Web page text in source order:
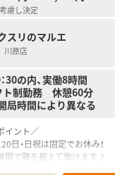
く働きやすい職場環境≫
係ありません。
い環境はアイデアを出しやす
い社風を実現するために、様
ます。
だわった店舗展開のため、多
減や年2回の連続休暇取得な
ています。
的に働けるからこそ、充分
慮し決定
スリのマルエ
川原店
30の内、実働8時間
ト制勤務 休憩60分
局時間により異なる
イント／
日・日祝は固定でお休み！
開で腰を据えて働けます♪